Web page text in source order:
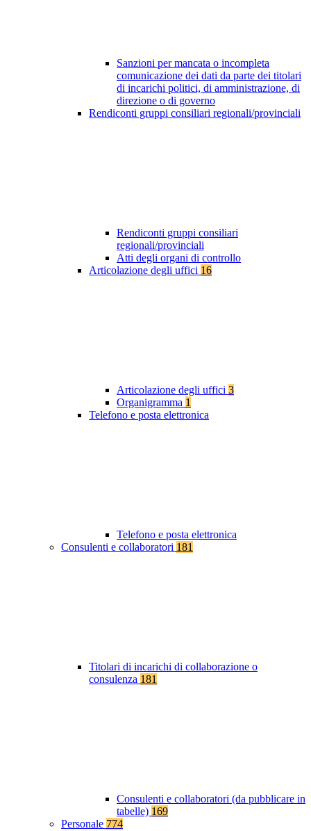
Sanzioni per mancata o incompleta
comunicazione dei dati da parte dei titolari
di incarichi politici, di amministrazione, di
direzione o di governo
Rendiconti gruppi consiliari regionali/provinciali
Rendiconti gruppi consiliari
regionali/provinciali
Atti degli organi di controllo
Articolazione degli uffici 16
Articolazione degli uffici 3
Organigramma 1
Telefono e posta elettronica
Telefono e posta elettronica
Consulenti e collaboratori 181
Titolari di incarichi di collaborazione o
consulenza 181
Consulenti e collaboratori (da pubblicare in
tabelle) 169
Personale 774